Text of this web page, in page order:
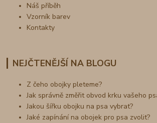
Náš příběh
Vzorník barev
Kontakty
NEJČTENĚJŠÍ NA BLOGU
Z čeho obojky pleteme?
Jak správně změřit obvod krku vašeho
Jakou šířku obojku na psa vybrat?
Jaké zapínání na obojek pro psa zvolit?